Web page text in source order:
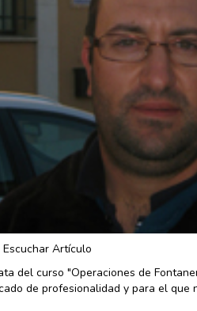
Escuchar Artículo
del curso "Operaciones de
de profesionalidad y para el que